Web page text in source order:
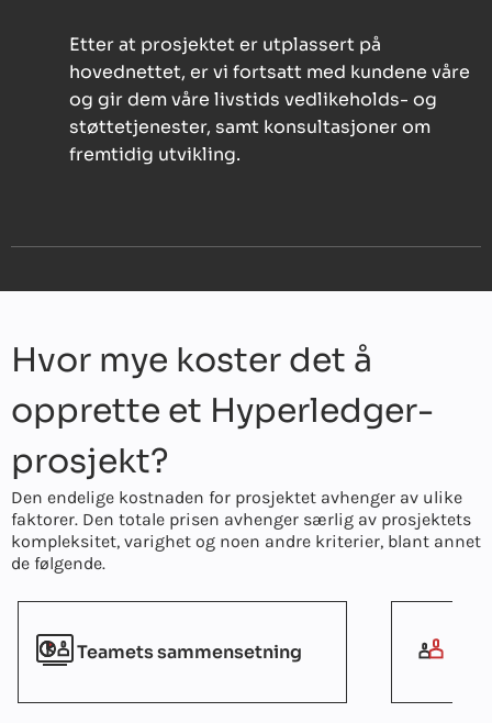
Etter at prosjektet er utplassert på
hovednettet, er vi fortsatt med kundene våre
og gir dem våre livstids vedlikeholds- og
støttetjenester, samt konsultasjoner om
fremtidig utvikling.
Hvor mye koster det å
opprette et Hyperledger-
prosjekt?
Den endelige kostnaden for prosjektet avhenger av ulike
faktorer. Den totale prisen avhenger særlig av prosjektets
kompleksitet, varighet og noen andre kriterier, blant annet
de følgende.
Teamets sammensetning